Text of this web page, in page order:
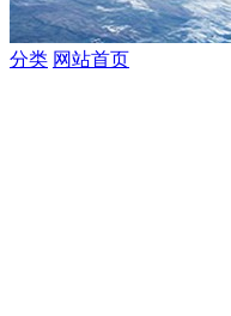
分类 网站首页